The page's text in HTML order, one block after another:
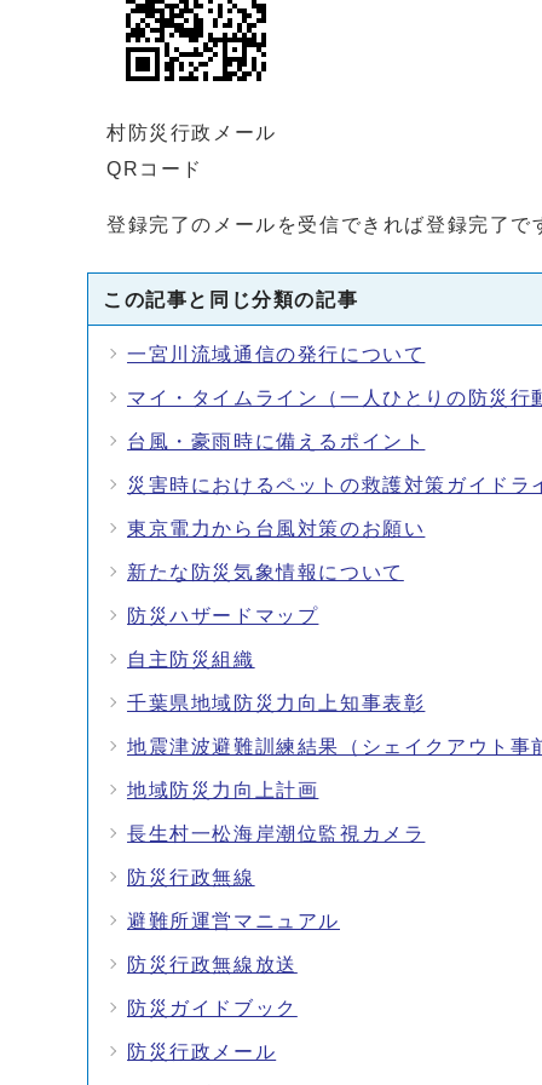
村防災行政メール
QRコード
登録完了のメールを受信できれば登録完了で
この記事と同じ分類の記事
一宮川流域通信の発行について
マイ・タイムライン（一人ひとりの防災行
台風・豪雨時に備えるポイント
災害時におけるペットの救護対策ガイドラ
東京電力から台風対策のお願い
新たな防災気象情報について
防災ハザードマップ
自主防災組織
千葉県地域防災力向上知事表彰
地震津波避難訓練結果（シェイクアウト事
地域防災力向上計画
長生村一松海岸潮位監視カメラ
防災行政無線
避難所運営マニュアル
防災行政無線放送
防災ガイドブック
防災行政メール